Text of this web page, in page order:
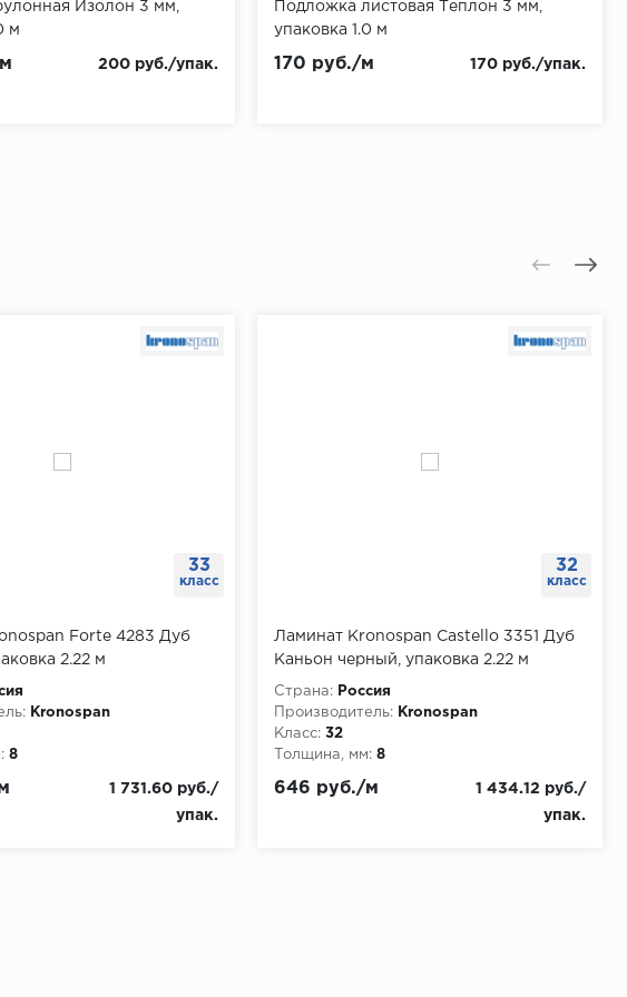
Изолон 3 мм,
м
200 руб./упак.
Подложка листовая Теплон 3 мм,
упаковка 1.0 м
170 руб./м 170 руб./упак.
33
класс
Forte 4283 Дуб
2.22 м
Kronospan
8
1 731.60 руб./
упак.
32
класс
Ламинат Kronospan Castello 3351 Дуб
Каньон черный, упаковка 2.22 м
Страна:
Россия
Производитель:
Kronospan
Класс: 32
Толщина, мм: 8
646 руб./м
1 434.12 руб./
упак.